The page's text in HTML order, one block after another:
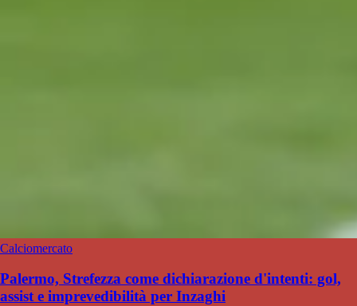
Calciomercato
Palermo, Strefezza come dichiarazione d'intenti: gol,
assist e imprevedibilità per Inzaghi